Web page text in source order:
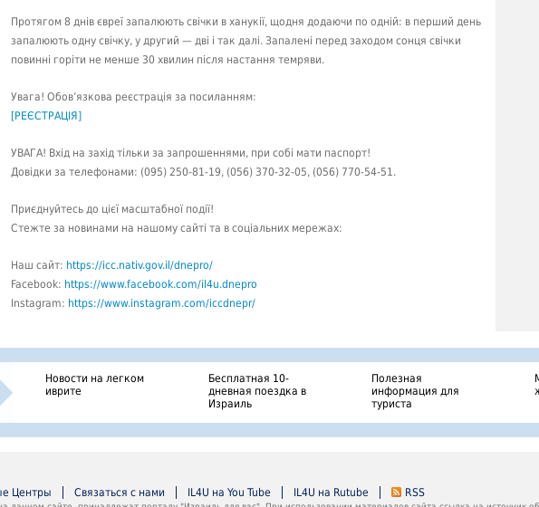
Протягом 8 днів євреї запалюють свічки в ханукії, щодня додаючи по одній: в перший день
запалюють одну свічку, у другий — дві і так далі. Запалені перед заходом сонця свічки
повинні горіти не менше 30 хвилин після настання темряви.
Увага! Обов’язкова реєстрація за посиланням:
[РЕЄСТРАЦІЯ]
УВАГА! Вхід на захід тільки за запрошеннями, при собі мати паспорт!
Довідки за телефонами: (095) 250-81-19, (056) 370-32-05, (056) 770-54-51.
Приєднуйтесь до цієї масштабної події!
Стежте за новинами на нашому сайті та в соціальних мережах:
Наш сайт: https://icc.nativ.gov.il/dnepro/
Facebook: https://www.facebook.com/il4u.dnepro
Instagram: https://www.instagram.com/iccdnepr/
Новости на легком
иврите
Бесплатная 10-
дневная поездка в
Израиль
Полезная
информация для
туриста
Центры Связаться с нами IL4U на You Tube IL4U на Rutube RSS